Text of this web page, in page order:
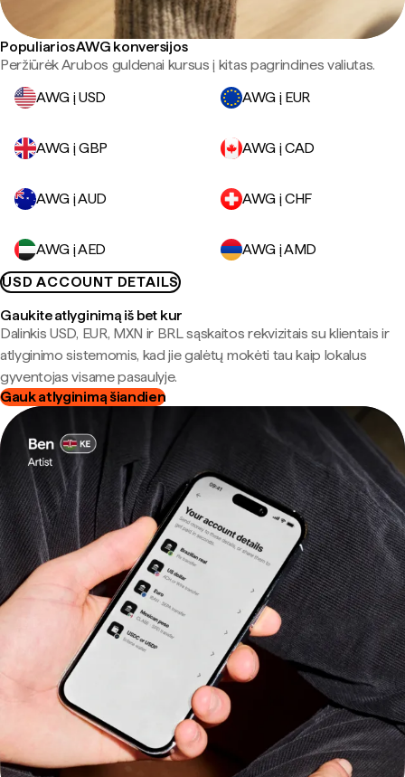
Populiarios AWG konversijos
Peržiūrėk Arubos guldenai kursus į kitas pagrindines valiutas.
AWG į USD
AWG į EUR
AWG į GBP AWG į CAD
AWG į AUD AWG į CHF
AWG į AED
AWG į AMD
USD ACCOUNT DETAILS
Gaukite atlyginimą iš bet kur
Dalinkis USD, EUR, MXN ir BRL sąskaitos rekvizitais su klientais ir
atlyginimo sistemomis, kad jie galėtų mokėti tau kaip lokalus
gyventojas visame pasaulyje.
Gauk atlyginimą šiandien